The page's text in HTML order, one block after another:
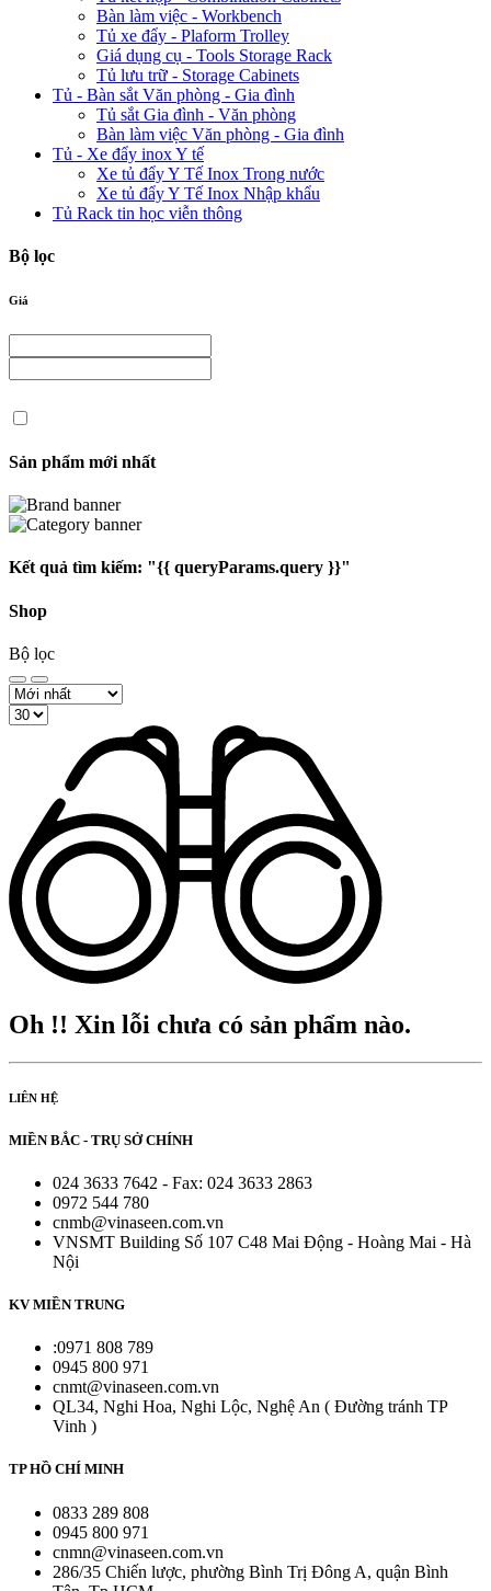
Bàn làm việc - Workbench
Tủ xe đẩy - Plaform Trolley
Giá dụng cụ - Tools Storage Rack
Tủ lưu trữ - Storage Cabinets
Tủ - Bàn sắt Văn phòng - Gia đình
Tủ sắt Gia đình - Văn phòng
Bàn làm việc Văn phòng - Gia đình
Tủ - Xe đẩy inox Y tế
Xe tủ đẩy Y Tế Inox Trong nước
Xe tủ đẩy Y Tế Inox Nhập khẩu
Tủ Rack tin học viễn thông
Bộ lọc
Giá
Sản phẩm mới nhất
Kết quả tìm kiếm: "{{ queryParams.query }}"
Shop
Bộ lọc
Oh !! Xin lỗi chưa có sản phẩm nào.
LIÊN HỆ
MIỀN BẮC - TRỤ SỞ CHÍNH
024 3633 7642 - Fax: 024 3633 2863
0972 544 780
cnmb@vinaseen.com.vn
VNSMT Building Số 107 C48 Mai Động - Hoàng Mai - Hà
Nội
KV MIỀN TRUNG
:0971 808 789
0945 800 971
cnmt@vinaseen.com.vn
QL34, Nghi Hoa, Nghi Lộc, Nghệ An ( Đường tránh TP
Vinh )
TP HỒ CHÍ MINH
0833 289 808
0945 800 971
cnmn@vinaseen.com.vn
286/35 Chiến lược, phường Bình Trị Đông A, quận Bình